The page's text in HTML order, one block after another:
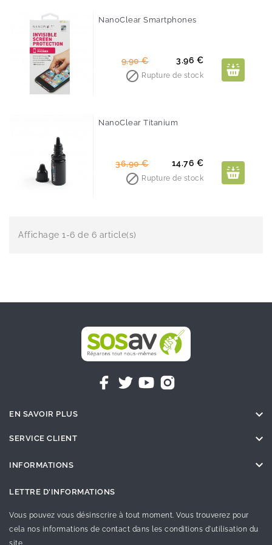
NanoClear Smartphones
Prix
de
9,90 €Prix 3.96 €
 Rupture de stock
NanoClear Titanium
Prix
36,90 €Prix 14.76 €
 Rupture de stock
Affichage 1-6 de 6 article(s)
EN SAVOIR PLUS 
SERVICE CLIENT 
INFORMATIONS 
LETTRE D'INFORMATIONS
Vous pouvez vous désinscrire à tout moment. Vous trouverez pour
cela nos informations de contact dans les conditions d'utilisation du
site.